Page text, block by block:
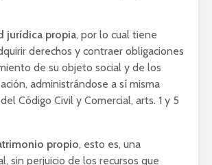
jurídica propia, por lo cual tiene
derechos y contraer obligaciones
de su objeto social y de los
administrándose a sí misma
del Código Civil y Comercial, arts. 1 y 5
propio, esto es, una
sin perjuicio de los recursos que